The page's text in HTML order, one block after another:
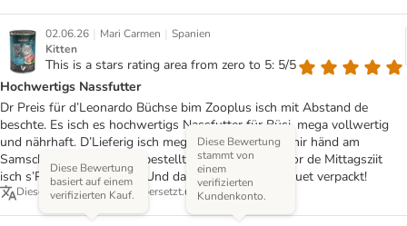
02.06.26 | Mari Carmen | Spanien
Kitten
This is a stars rating area from zero to 5: 5/5
Hochwertigs Nassfutter
Dr Preis für d’Leonardo Büchse bim Zooplus isch mit Abstand de
beschte. Es isch es hochwertigs Nassfutter für Büsi, mega vollwertig
und nährhaft. D’Lieferig isch mega schnäll gange – mir händ am
Samschtig am Vormittag bestellt und am Määntig vor de Mittagsziit
isch s’Packet scho da gsi. Und das Ganze no super guet verpackt!
Diese Bewertung wurde übersetzt.Original anzeigen
Diese Bewertung
basiert auf einem
verifizierten Kauf.
Diese Bewertung
stammt von
einem
verifizierten
Kundenkonto.